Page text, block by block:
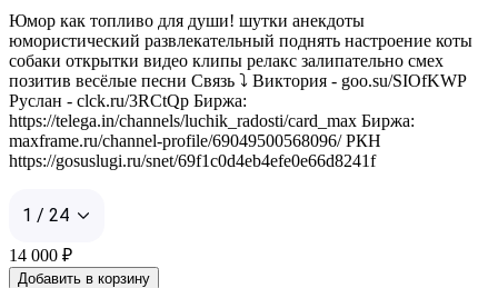
Юмор как топливо для души! шутки анекдоты
юмористический развлекательный поднять настроение коты
собаки открытки видео клипы релакс залипательно смех
позитив весёлые песни Связь ⤵️ Виктория - goo.su/SIOfKWP
Руслан - clck.ru/3RCtQp Биржа:
https://telega.in/channels/luchik_radosti/card_max Биржа:
maxframe.ru/channel-profile/69049500568096/ РКН
https://gosuslugi.ru/snet/69f1c0d4eb4efe0e66d8241f
1 / 24
14 000 ₽
Добавить в корзину